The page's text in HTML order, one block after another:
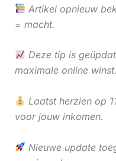
Artikel opnieuw
= macht.
Deze tip is
maximale online winst.
Laatst herzien op
voor jouw inkomen.
Nieuwe update